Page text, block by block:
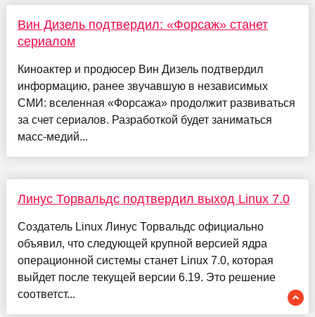
Вин Дизель подтвердил: «Форсаж» станет
сериалом
Киноактер и продюсер Вин Дизель подтвердил
информацию, ранее звучавшую в независимых
СМИ: вселенная «Форсажа» продолжит развиваться
за счет сериалов. Разработкой будет заниматься
масс-медий...
Линус Торвальдс подтвердил выход Linux 7.0
Создатель Linux Линус Торвальдс официально
объявил, что следующей крупной версией ядра
операционной системы станет Linux 7.0, которая
выйдет после текущей версии 6.19. Это решение
соответст...